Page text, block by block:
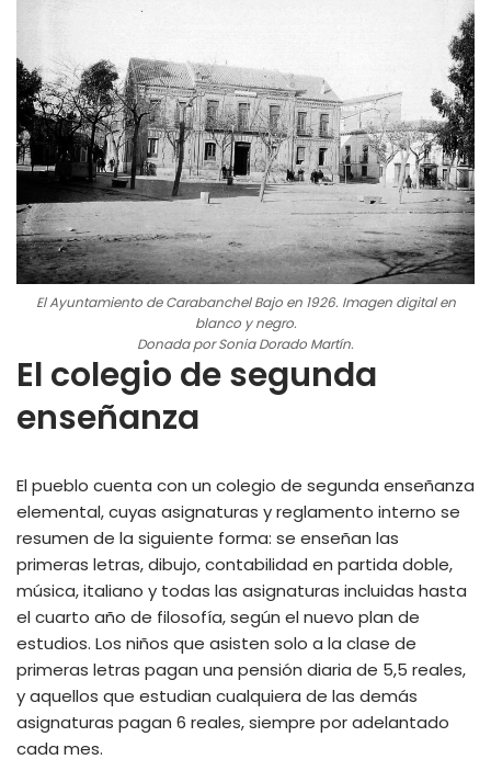
El Ayuntamiento de Carabanchel Bajo en 1926. Imagen digital en
blanco y negro.
Donada por Sonia Dorado Martín.
El colegio de segunda
enseñanza
El pueblo cuenta con un colegio de segunda enseñanza
elemental, cuyas asignaturas y reglamento interno se
resumen de la siguiente forma: se enseñan las
primeras letras, dibujo, contabilidad en partida doble,
música, italiano y todas las asignaturas incluidas hasta
el cuarto año de filosofía, según el nuevo plan de
estudios. Los niños que asisten solo a la clase de
primeras letras pagan una pensión diaria de 5,5 reales,
y aquellos que estudian cualquiera de las demás
asignaturas pagan 6 reales, siempre por adelantado
cada mes.